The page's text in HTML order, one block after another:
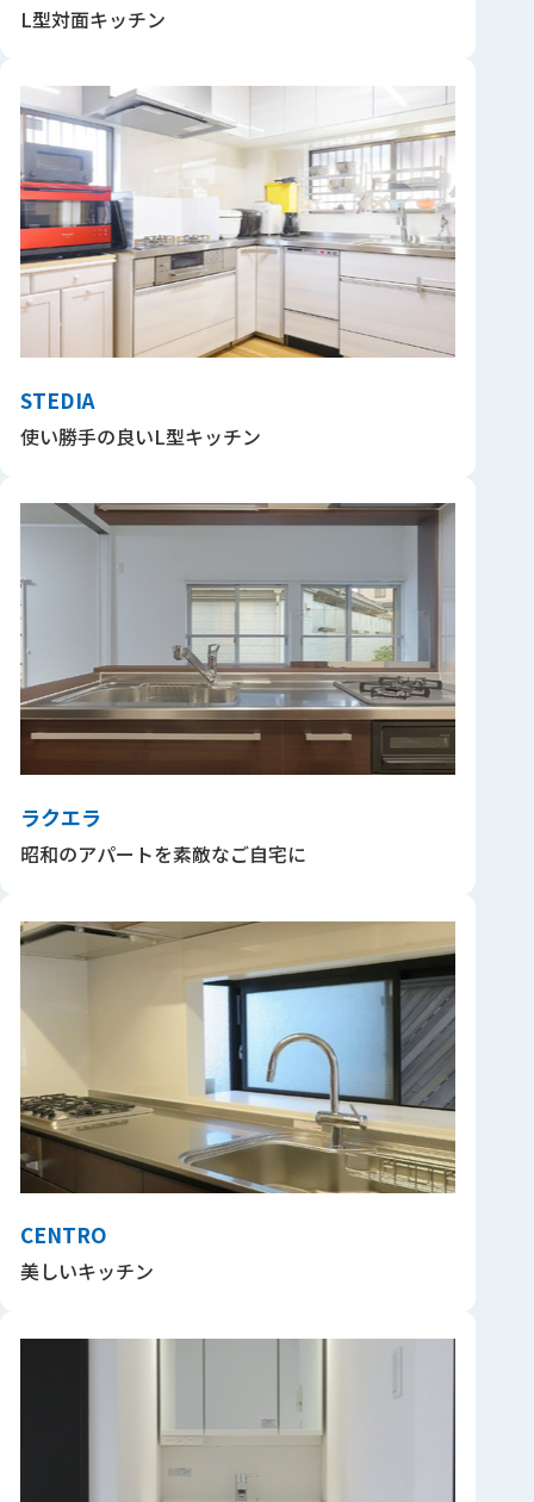
L型対面キッチン
STEDIA
使い勝手の良いL型キッチン
ラクエラ
昭和のアパートを素敵なご自宅に
CENTRO
美しいキッチン